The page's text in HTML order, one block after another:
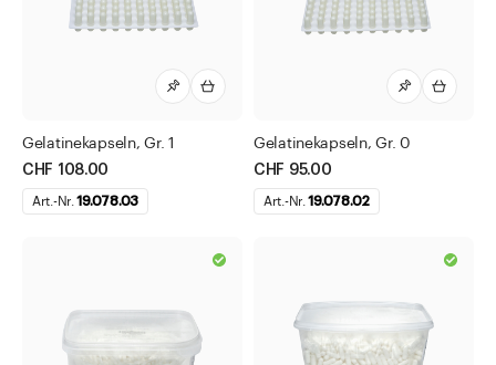
Mipo-Folie (X-Film)
Salbentöpfe und Kruken
Tabletten- und Pulvergläser
Tropfflaschen
Weithalsdosen
Zubehör Verschlüsse und Diverses
Gelatinekapseln, Gr. 1
CHF 108.00
Art.-Nr.19.078.03
Gelatinekapseln, Gr. 0
CHF 95.00
Art.-Nr.19.078.02